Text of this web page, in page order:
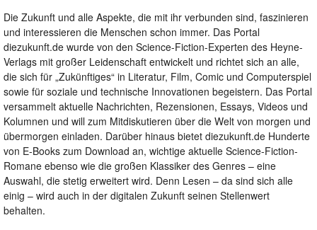
Die Zukunft und alle Aspekte, die mit ihr verbunden sind, faszinieren
und interessieren die Menschen schon immer. Das Portal
diezukunft.de wurde von den Science-Fiction-Experten des Heyne-
Verlags mit großer Leidenschaft entwickelt und richtet sich an alle,
die sich für „Zukünftiges“ in Literatur, Film, Comic und Computerspiel
sowie für soziale und technische Innovationen begeistern. Das Portal
versammelt aktuelle Nachrichten, Rezensionen, Essays, Videos und
Kolumnen und will zum Mitdiskutieren über die Welt von morgen und
übermorgen einladen. Darüber hinaus bietet diezukunft.de Hunderte
von E-Books zum Download an, wichtige aktuelle Science-Fiction-
Romane ebenso wie die großen Klassiker des Genres – eine
Auswahl, die stetig erweitert wird. Denn Lesen – da sind sich alle
einig – wird auch in der digitalen Zukunft seinen Stellenwert
behalten.